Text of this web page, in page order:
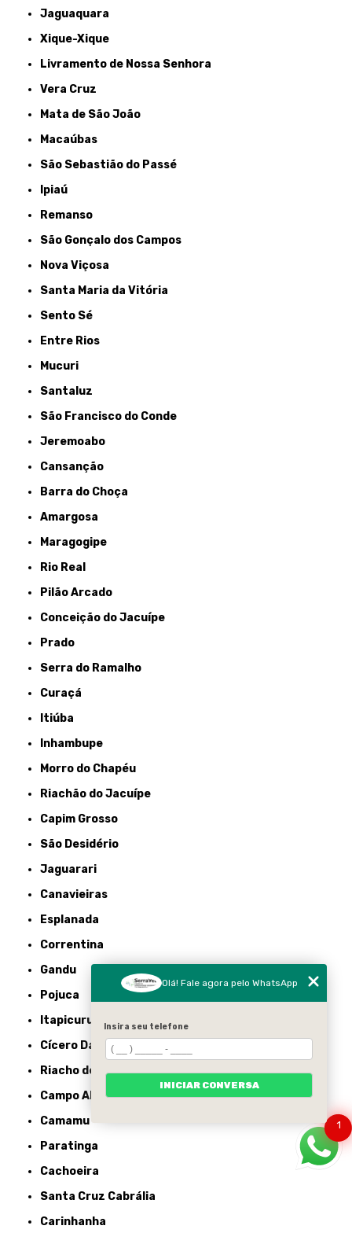
Jaguaquara
Xique-Xique
Livramento de Nossa Senhora
Vera Cruz
Mata de São João
Macaúbas
São Sebastião do Passé
Ipiaú
Remanso
São Gonçalo dos Campos
Nova Viçosa
Santa Maria da Vitória
Sento Sé
Entre Rios
Mucuri
Santaluz
São Francisco do Conde
Jeremoabo
Cansanção
Barra do Choça
Amargosa
Maragogipe
Rio Real
Pilão Arcado
Conceição do Jacuípe
Prado
Serra do Ramalho
Curaçá
Itiúba
Inhambupe
Morro do Chapéu
Riachão do Jacuípe
Capim Grosso
São Desidério
Jaguarari
Canavieiras
Esplanada
Correntina
Gandu
Pojuca
Itapicuru
Cícero Dantas
Riacho de Santana
Campo Alegre de Lourdes
Camamu
Paratinga
Cachoeira
Santa Cruz Cabrália
Carinhanha
1
Olá! Fale agora pelo WhatsApp
Insira seu telefone
INICIAR CONVERSA